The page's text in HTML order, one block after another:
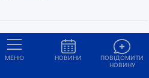
11.12
13:05
Іграшки, вишиті з
МЕНЮ НОВИНИ
ПОВІДОМИТИ
НОВИНУ